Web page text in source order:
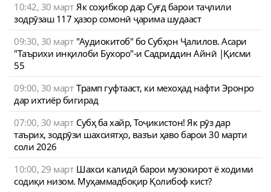
10:42, 30 март Як соҳибкор дар Суғд барои таҷлили
зодрӯзаш 117 ҳазор сомонӣ ҷарима шудааст
09:30, 30 март "Аудиокитоб" бо Субҳон Ҷалилов. Асари
"Таърихи инқилоби Бухоро"-и Садриддин Айнӣ |Қисми
55
09:00, 30 март Трамп гуфтааст, ки мехоҳад нафти Эронро
дар ихтиёр бигирад
07:00, 30 март Субҳ ба хайр, Тоҷикистон! Як рӯз дар
таърих, зодрӯзи шахсиятҳо, вазъи ҳаво барои 30 марти
соли 2026
10:00, 29 март Шахси калидӣ барои музокирот ё ходими
содиқи низом. Муҳаммадбоқир Қолибоф кист?